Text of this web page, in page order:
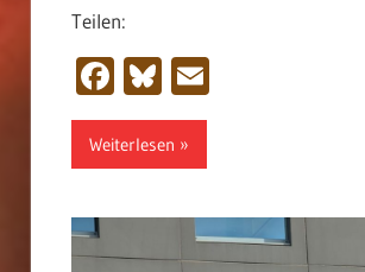
Teilen:
Facebook
Bluesky
Email
Weiterlesen